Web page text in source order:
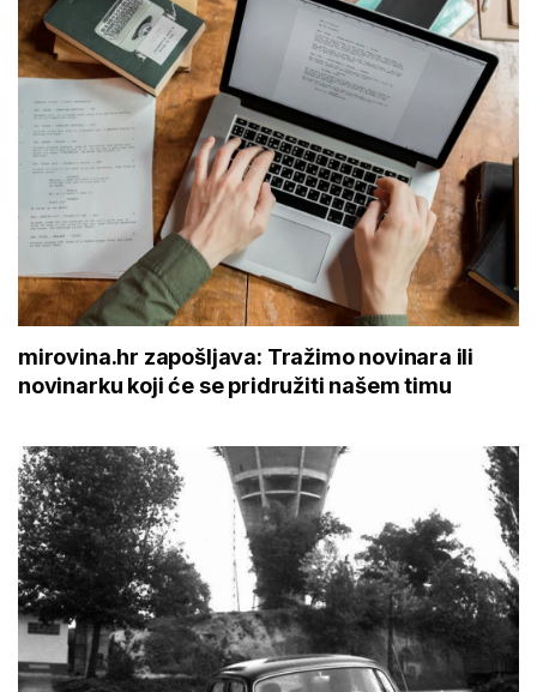
mirovina.hr zapošljava: Tražimo novinara ili
novinarku koji će se pridružiti našem timu